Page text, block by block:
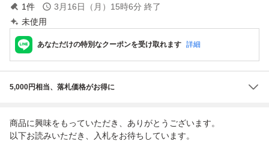
1件 3月16日（月）15時6分 終了
未使用
あなただけの特別なクーポンを受け取れます 詳細
5,000円相当、落札価格がお得に
商品に興味をもっていただき、ありがとうございます。
以下お読みいただき、入札をお待ちしています。